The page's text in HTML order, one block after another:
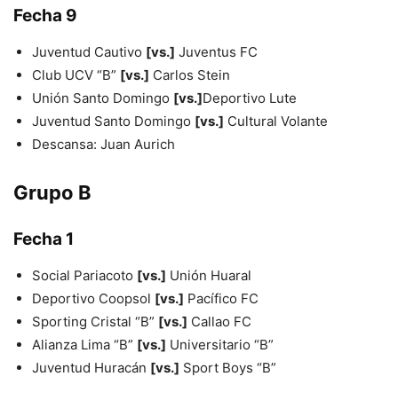
Fecha 9
Juventud Cautivo [vs.] Juventus FC
Club UCV “B” [vs.] Carlos Stein
Unión Santo Domingo [vs.]Deportivo Lute
Juventud Santo Domingo [vs.] Cultural Volante
Descansa: Juan Aurich
Grupo B
Fecha 1
Social Pariacoto [vs.] Unión Huaral
Deportivo Coopsol [vs.] Pacífico FC
Sporting Cristal “B” [vs.] Callao FC
Alianza Lima “B” [vs.] Universitario “B”
Juventud Huracán [vs.] Sport Boys “B”